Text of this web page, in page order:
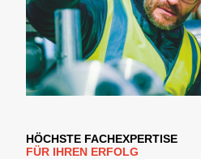
HÖCHSTE FACHEXPERTISE
FÜR IHREN ERFOLG